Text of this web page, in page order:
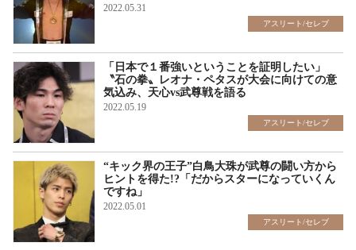
2022.05.31
アスリート/セレブ
「日本で１番強いということを証明したい」
〝石の拳〟レオナ・ペタスが大会に向けての意
気込み、天心vs武尊戦を語る
2022.05.19
アスリート/セレブ
“キック界の王子”白鳥大珠が武尊の闘い方から
ヒントを得た!?「だからスターになっていくん
ですね」
2022.05.01
アスリート/セレブ